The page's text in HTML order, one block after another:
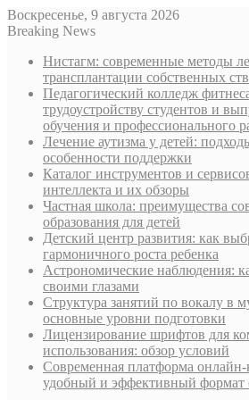
Воскресенье, 9 августа 2026
Breaking News
Нистагм: современные методы
трансплантации собственных
Педагогический колледж
трудоустройству студентов и
обучения и профессионального
Лечение аутизма у детей:
особенности поддержки
Каталог инструментов и
интеллекта и их обзоры
Частная школа: преимущества
образования для детей
Детский центр развития: как
гармоничного роста ребенка
Астрономические наблюдения:
своими глазами
Структура занятий по вокалу в
основные уровни подготовки
Лицензирование шрифтов для
использования: обзор условий
Современная платформа онлайн-
удобный и эффективный формат